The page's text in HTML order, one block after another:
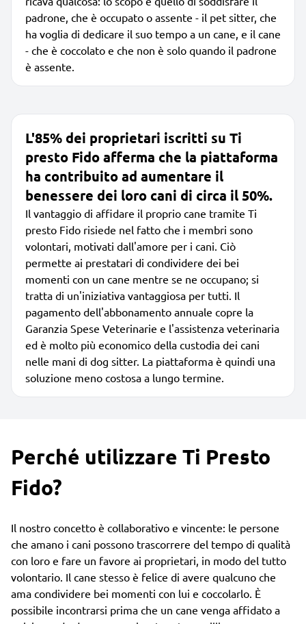
padrone, che è occupato o assente - il pet sitter, che
ha voglia di dedicare il suo tempo a un cane, e il cane
- che è coccolato e che non è solo quando il padrone
è assente.
L'85% dei proprietari iscritti su Ti
presto Fido afferma che la piattaforma
ha contribuito ad aumentare il
benessere dei loro cani di circa il 50%.
Il vantaggio di affidare il proprio cane tramite Ti
presto Fido risiede nel fatto che i membri sono
volontari, motivati dall'amore per i cani. Ciò
permette ai prestatari di condividere dei bei
momenti con un cane mentre se ne occupano; si
tratta di un'iniziativa vantaggiosa per tutti. Il
pagamento dell'abbonamento annuale copre la
Garanzia Spese Veterinarie e l'assistenza veterinaria
ed è molto più economico della custodia dei cani
nelle mani di dog sitter. La piattaforma è quindi una
soluzione meno costosa a lungo termine.
Perché utilizzare Ti Presto
Fido?
Il nostro concetto è collaborativo e vincente: le persone
che amano i cani possono trascorrere del tempo di qualità
con loro e fare un favore ai proprietari, in modo del tutto
volontario. Il cane stesso è felice di avere qualcuno che
ama condividere bei momenti con lui e coccolarlo. È
possibile incontrarsi prima che un cane venga affidato a